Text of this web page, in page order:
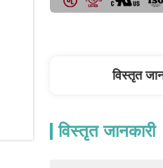
विस्तृत
विस्तृत जानकारी